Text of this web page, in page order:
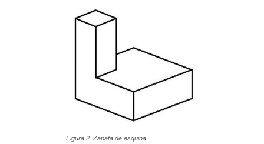
Figura 2. Zapata de esquina